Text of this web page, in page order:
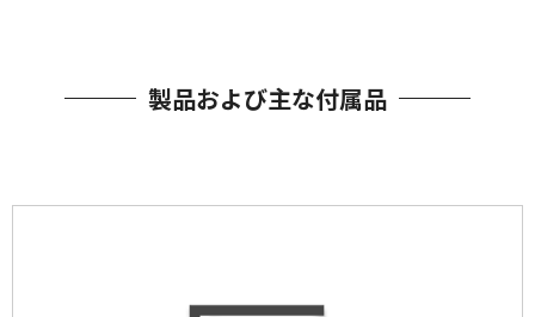
製品および主な付属品